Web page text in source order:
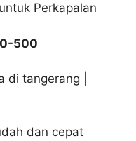
Perkapalan
500
tangerang |
dan cepat